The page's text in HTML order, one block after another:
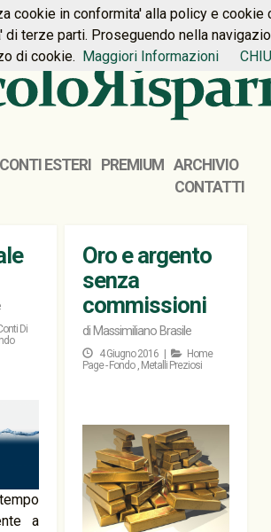
CONTATTI
CONTI ESTERI PREMIUM
ARCHIVIO
CONTATTI
Di
a
Oro e argento
senza
commissioni
di Massimiliano Brasile
4 Giugno 2016 |
Home
Page - Fondo , Metalli Preziosi
cookie in conformita' alla policy e cookie
di terze parti. Proseguendo nella
di cookie. Maggiori Informazioni